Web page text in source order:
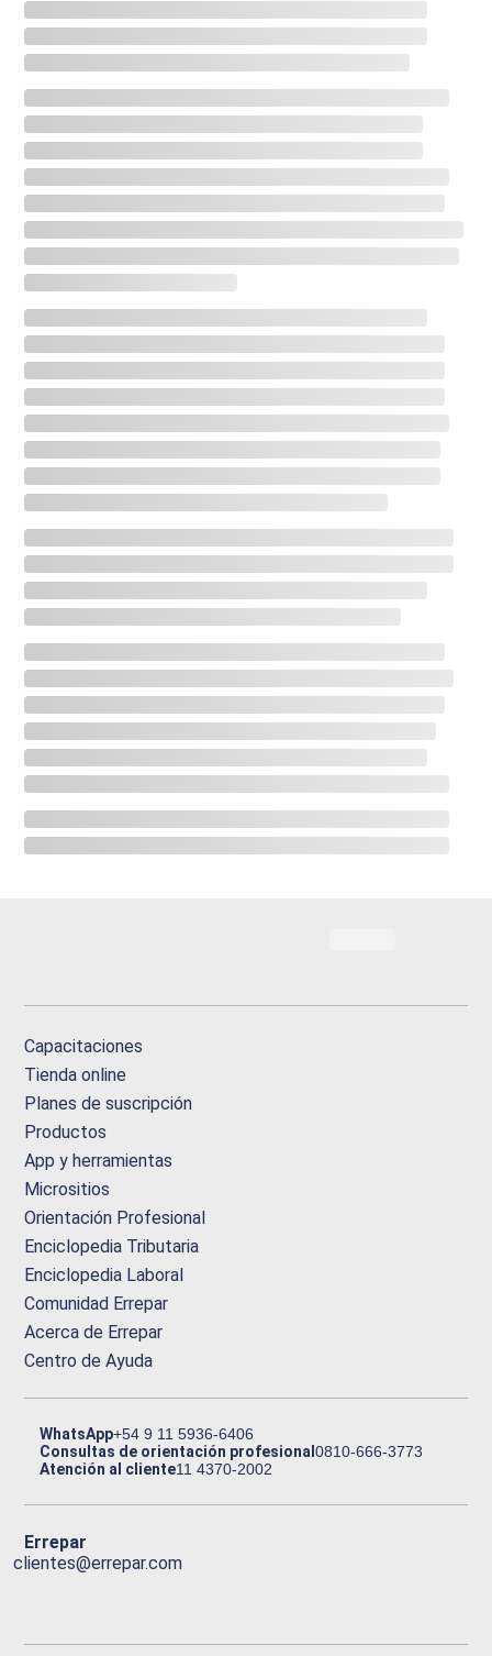
Capacitaciones
Tienda online
Planes de suscripción
Productos
App y herramientas
Micrositios
Orientación Profesional
Enciclopedia Tributaria
Enciclopedia Laboral
Comunidad Errepar
Acerca de Errepar
Centro de Ayuda
WhatsApp+54 9 11 5936-6406
Consultas de orientación profesional0810-666-3773
Atención al cliente11 4370-2002
Errepar
clientes@errepar.com